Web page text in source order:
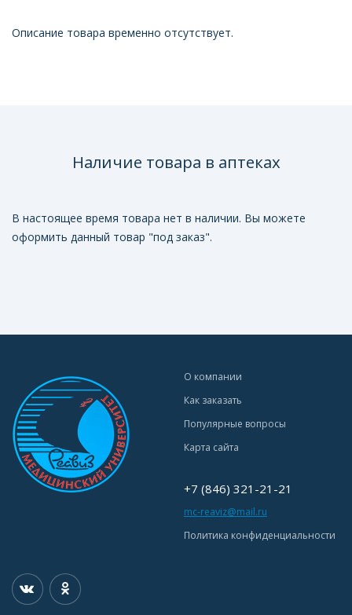
Описание товара временно отсутствует.
Наличие товара в аптеках
В настоящее время товара нет в наличии. Вы можете
оформить данный товар "под заказ".
О компании
Как заказать
Популярные вопросы
Карта сайта
+7 (846) 321-21-21
mc-reaviz@mail.ru
Политика конфиденциальности